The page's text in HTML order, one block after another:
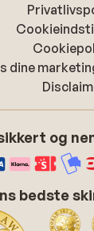
dine
og
bedste